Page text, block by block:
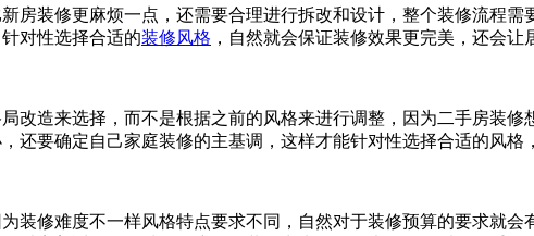
房装修更麻烦一点，还需要合理进行拆改和设计，整个装修流程
对性选择合适的装修风格 ，自然就会保证装修效果更完美，还会让
改造来选择，而不是根据之前的风格来进行调整，因为二手房装
还要确定自己家庭装修的主基调，这样才能针对性选择合适的风格
装修难度不一样风格特点要求不同，自然对于装修预算的要求就